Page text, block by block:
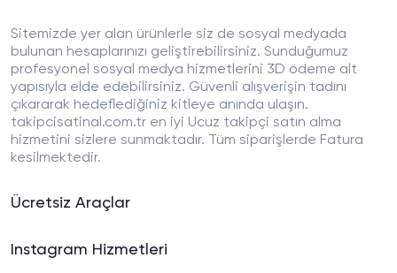
Sitemizde yer alan ürünlerle siz de sosyal medyada
bulunan hesaplarınızı geliştirebilirsiniz. Sunduğumuz
profesyonel sosyal medya hizmetlerini 3D ödeme alt
yapısıyla elde edebilirsiniz. Güvenli alışverişin tadını
çıkararak hedeflediğiniz kitleye anında ulaşın.
takipcisatinal.com.tr en iyi Ucuz takipçi satın alma
hizmetini sizlere sunmaktadır. Tüm siparişlerde Fatura
kesilmektedir.
Ücretsiz Araçlar
Instagram Hizmetleri